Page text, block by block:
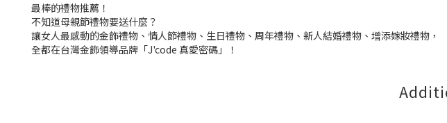
最棒的禮物推薦！
不知道母親節禮物要送什麼？
讓女人最感動的金飾禮物、情人節禮物、生日禮物、周年禮物、新人結婚禮物、增添嫁妝禮物，
全都在台灣金飾領導品牌「J'code 真愛密碼」！